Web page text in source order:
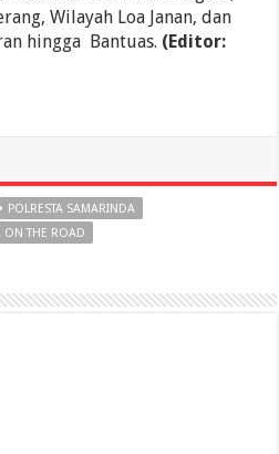
Wilayah Loa Janan, dan
hingga Bantuas. (Editor:
POLRESTA SAMARINDA
ON THE ROAD